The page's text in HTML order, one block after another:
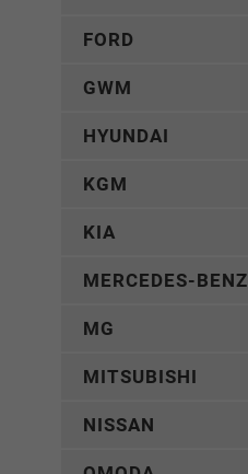
FORD
GWM
HYUNDAI
KGM
KIA
MERCEDES-BENZ
MG
MITSUBISHI
NISSAN